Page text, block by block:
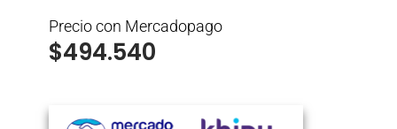
Precio con Mercadopago
$494.540